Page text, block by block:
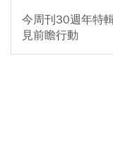
今周刊30週年特
見前瞻行動